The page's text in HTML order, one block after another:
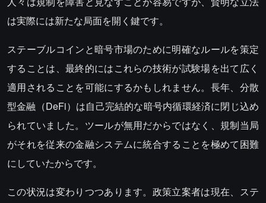
は実際には新たな局面を開く鍵です。
ステーブルコインと暗号市場のために明確なルールを策定
することは、最終的にはこれらの技術が試験場を出て広く
適用されることを可能にするかもしれません。長年、分散
型金融（DeFi）は自己完結的な暗号内循環経済に閉じ込め
られていました。ツールが無用だからではなく、規制当局
がそれを従来の金融システムに統合することを極めて困難
にしていたからです。
この状況は変わりつつあります。政策立案者は現在、ステ